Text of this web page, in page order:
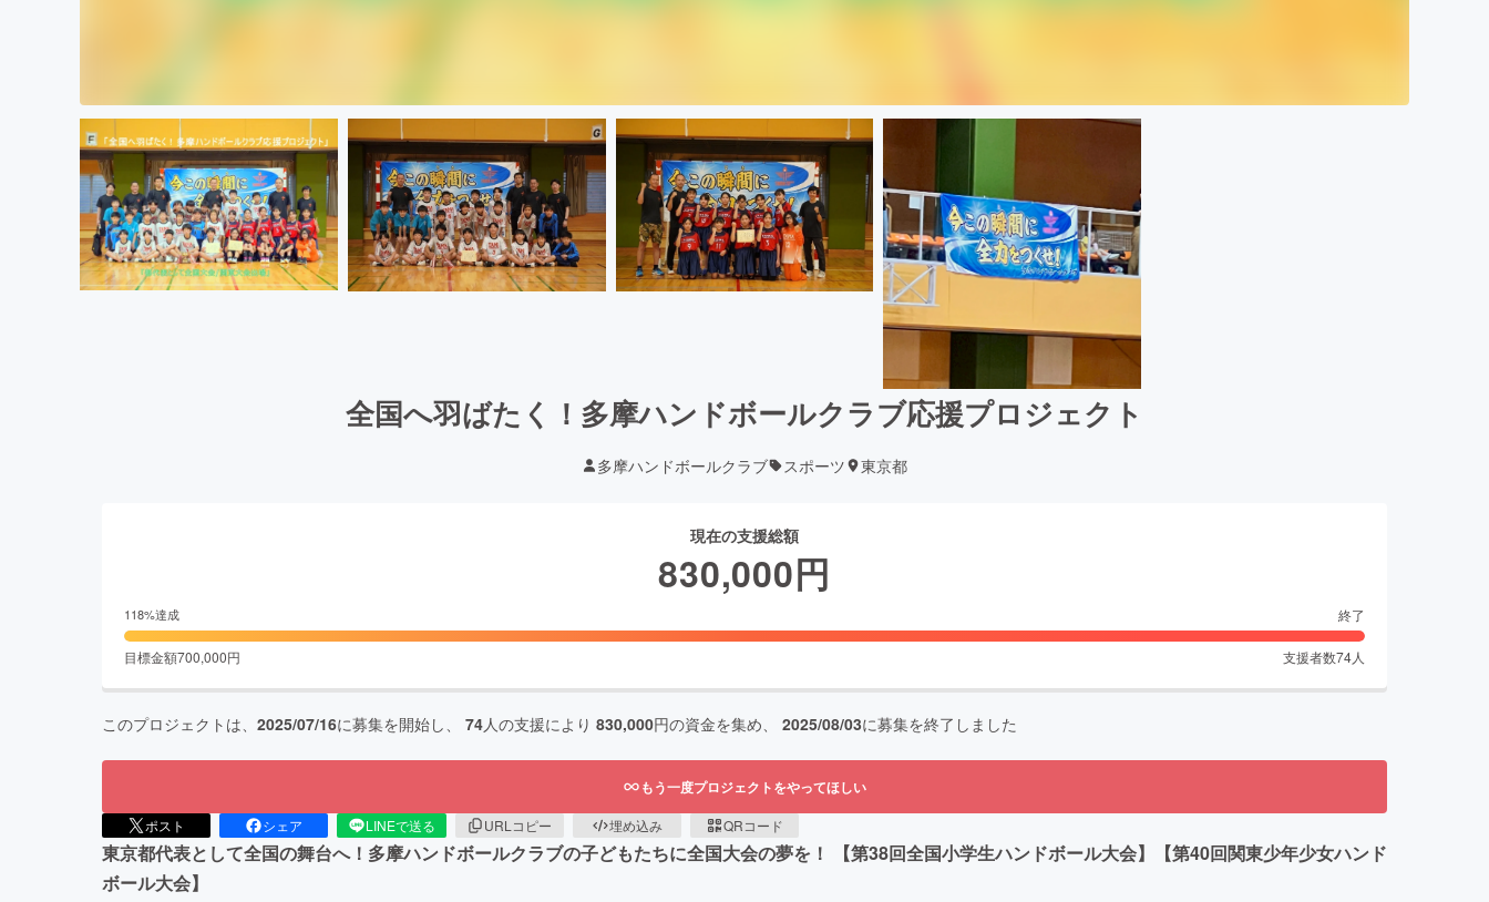
全国へ羽ばたく！多摩ハンドボールクラブ応援プロジェクト
多摩ハンドボールクラブ スポーツ 東京都
現在の支援総額
830,000円
118%達成 終了
目標金額700,000円 支援者数74人
このプロジェクトは、 2025/07/16に募集を開始し、 74人の支援により 830,000円の資金を集め、 2025/08/03に募集を終了しました
もう一度プロジェクトをやってほしい
ポスト シェア LINEで送る URLコピー 埋め込み QRコード
東京都代表として全国の舞台へ！多摩ハンドボールクラブの子どもたちに全国大会の夢を！ 【第38回全国小学生ハンドボール大会】【第40回関東少年少女ハンド
ボール大会】